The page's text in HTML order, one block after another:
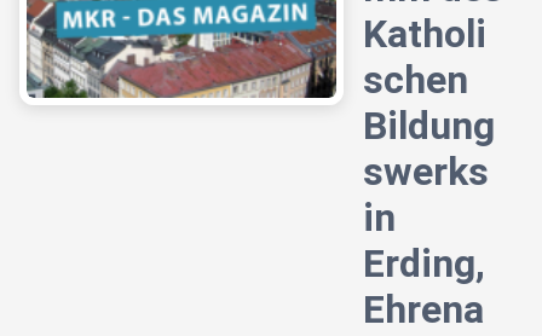
Katholi
schen
Bildung
swerks
in
Erding,
Ehrena